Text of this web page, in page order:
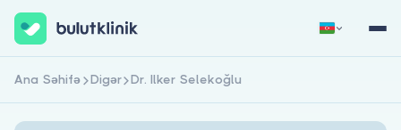
Qeydiyyat
Ana Səhifə Digər Dr. Ilker Selekoğlu